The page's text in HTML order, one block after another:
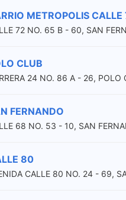
METROPOLIS CALLE
72 NO. 65 B - 60, SAN
CLUB
24 NO. 86 A - 26, POLO
FERNANDO
68 NO. 53 - 10, SAN
80
CALLE 80 NO. 24 - 69,